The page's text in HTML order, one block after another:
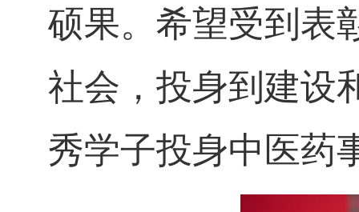
硕果。希望受到表
社会，投身到建设
秀学子投身中医药